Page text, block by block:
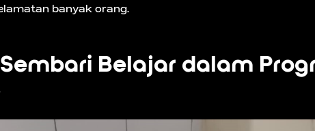
banyak orang.
Belajar dalam